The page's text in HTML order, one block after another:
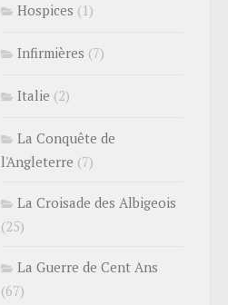
Hospices (1)
Infirmières (7)
Italie (2)
La Conquête de
l'Angleterre (7)
La Croisade des Albigeois
(25)
La Guerre de Cent Ans
(67)